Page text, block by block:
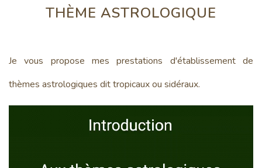
THÈME ASTROLOGIQUE
Je vous propose mes prestations d'établissement de
thèmes astrologiques dit tropicaux ou sidéraux.